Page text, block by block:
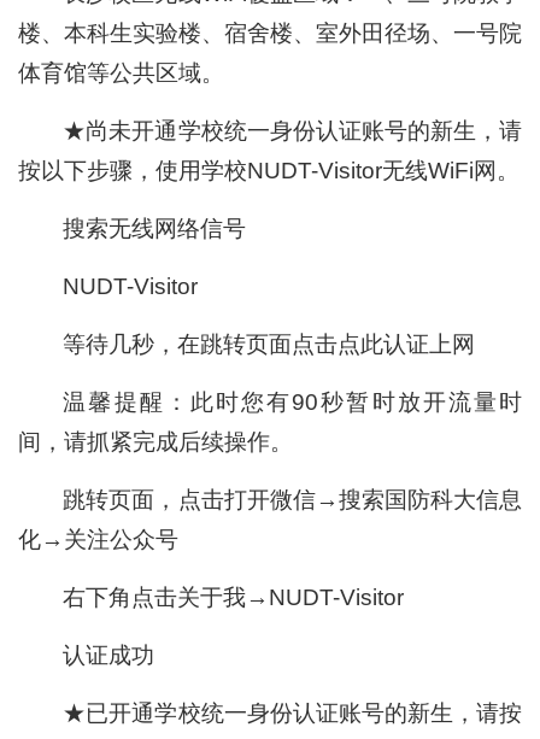
楼、本科生实验楼、宿舍楼、室外田径场、一号院
体育馆等公共区域。
★尚未开通学校统一身份认证账号的新生，请
按以下步骤，使用学校NUDT-Visitor无线WiFi网。
搜索无线网络信号
NUDT-Visitor
等待几秒，在跳转页面点击点此认证上网
温馨提醒：此时您有90秒暂时放开流量时
间，请抓紧完成后续操作。
跳转页面，点击打开微信→搜索国防科大信息
化→关注公众号
右下角点击关于我→ NUDT-Visitor
认证成功
★已开通学校统一身份认证账号的新生，请按